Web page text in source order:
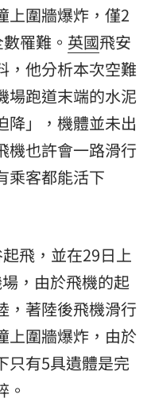
上圍牆爆炸，僅2
罹難。 英國飛安
，他分析本次空難
場跑道末端的水泥
降」，機體並未出
機也許會一路滑行
乘客都能活下
飛，並在29日上
，由於飛機的起
，著陸後飛機滑行
上圍牆爆炸，由於
只有5具遺體是完
。